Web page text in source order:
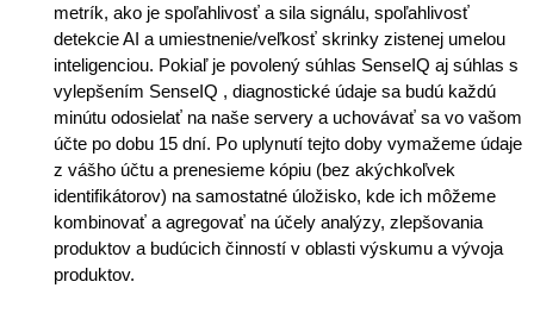
metrík, ako je spoľahlivosť a sila signálu, spoľahlivosť
detekcie AI a umiestnenie/veľkosť skrinky zistenej umelou
inteligenciou. Pokiaľ je povolený súhlas SenseIQ aj súhlas s
vylepšením SenseIQ , diagnostické údaje sa budú každú
minútu odosielať na naše servery a uchovávať sa vo vašom
účte po dobu 15 dní. Po uplynutí tejto doby vymažeme údaje
z vášho účtu a prenesieme kópiu (bez akýchkoľvek
identifikátorov) na samostatné úložisko, kde ich môžeme
kombinovať a agregovať na účely analýzy, zlepšovania
produktov a budúcich činností v oblasti výskumu a vývoja
produktov.